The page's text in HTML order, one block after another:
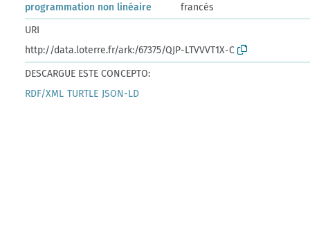
programmation non linéaire
francés
URI
http://data.loterre.fr/ark:/67375/QJP-LTVVVT1X-C
DESCARGUE ESTE CONCEPTO:
RDF/XML TURTLE JSON-LD